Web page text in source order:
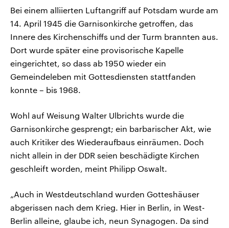
Bei einem alliierten Luftangriff auf Potsdam wurde am
14. April 1945 die Garnisonkirche getroffen, das
Innere des Kirchenschiffs und der Turm brannten aus.
Dort wurde später eine provisorische Kapelle
eingerichtet, so dass ab 1950 wieder ein
Gemeindeleben mit Gottesdiensten stattfanden
konnte – bis 1968.
Wohl auf Weisung Walter Ulbrichts wurde die
Garnisonkirche gesprengt; ein barbarischer Akt, wie
auch Kritiker des Wiederaufbaus einräumen. Doch
nicht allein in der DDR seien beschädigte Kirchen
geschleift worden, meint Philipp Oswalt.
„Auch in Westdeutschland wurden Gotteshäuser
abgerissen nach dem Krieg. Hier in Berlin, in West-
Berlin alleine, glaube ich, neun Synagogen. Da sind